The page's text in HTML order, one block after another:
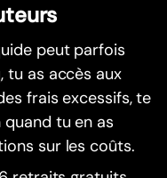
peut parfois
tu as accès aux
frais excessifs, te
tu en as
sur les coûts.